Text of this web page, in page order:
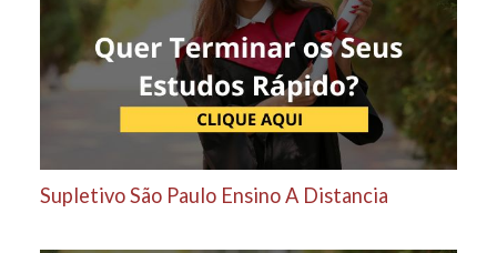
Supletivo São Paulo Ensino A Distancia